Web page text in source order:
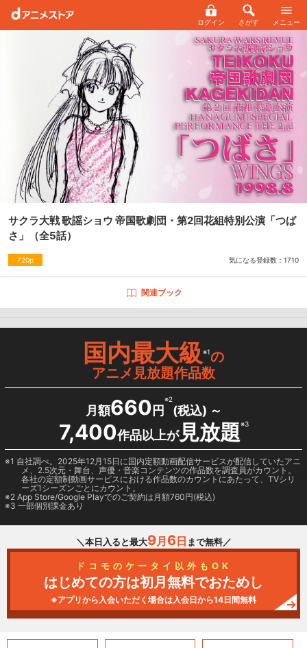
ログイン さがす メニュー
サクラ大戦 歌謡ショウ 帝国歌劇団・第2回花組特別公演「つば
さ」
（全5話）
720p 気になる登録数： 1710
関連ブック
国内最大級※1の
アニメ見放題作品数
月額660 円
※2
(税込) ～
7,400作品以上が見放題※3
1 自社調べ。2025年12月15日に国内定額動画配信サービスが配信していたアニ
メ、2.5次元・舞台、声優・音楽コンテンツの作品数を調査員がカウント。
各社の定額制動画サービスにおける作品数のカウントにあたって、TVシリ
ーズ1シーズンごとにカウント。
2 App Store/Google Playでのご契約は月額760円(税込)
3 一部個別課金あり
＼本日入ると最大9月 6日 まで無料／
ドコモのケータイ以外もOK
はじめての方は初月無料でおためし
※アプリから入会いただく場合は入会日から14日間無料